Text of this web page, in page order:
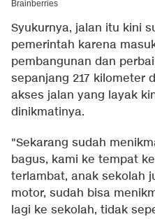
Syukurnya, jalan itu kini
pemerintah karena
pembangunan dan
sepanjang 217 kilometer
akses jalan yang layak
dinikmatinya.
"Sekarang sudah
bagus, kami ke tempat
terlambat, anak sekolah
motor, sudah bisa
lagi ke sekolah, tidak